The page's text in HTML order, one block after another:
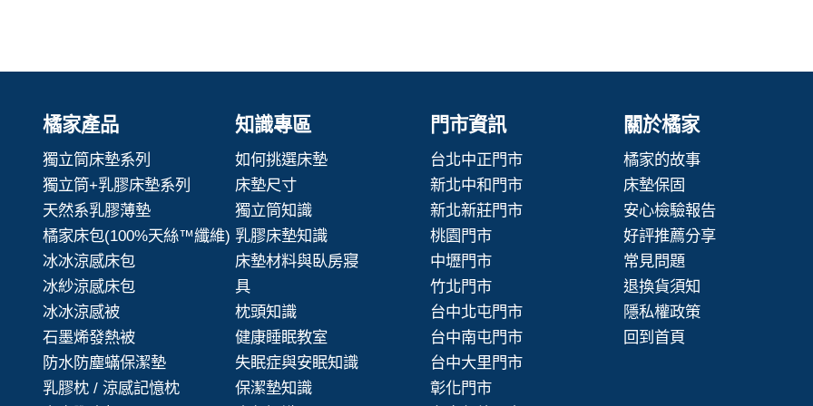
橘家產品
獨立筒床墊系列
獨立筒+乳膠床墊系列
天然系乳膠薄墊
橘家床包(100%天絲™纖維)
冰冰涼感床包
冰紗涼感床包
冰冰涼感被
石墨烯發熱被
防水防塵蟎保潔墊
乳膠枕 / 涼感記憶枕
知識專區
如何挑選床墊
床墊尺寸
獨立筒知識
乳膠床墊知識
床墊材料與臥房寢
具
枕頭知識
健康睡眠教室
失眠症與安眠知識
保潔墊知識
門市資訊
台北中正門市
新北中和門市
新北新莊門市
桃園門市
中壢門市
竹北門市
台中北屯門市
台中南屯門市
台中大里門市
彰化門市
關於橘家
橘家的故事
床墊保固
安心檢驗報告
好評推薦分享
常見問題
退換貨須知
隱私權政策
回到首頁